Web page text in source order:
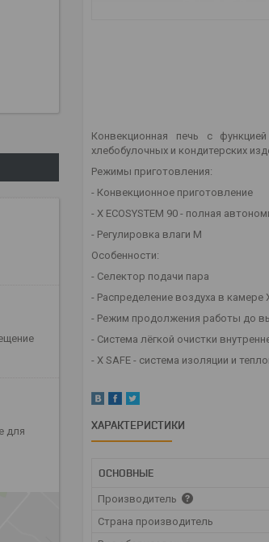
Конвекционная печь с
хлебобулочных и кондитерских
Режимы приготовления:
- Конвекционное приготовление
- X ECOSYSTEM 90 - полная
- Регулировка влаги М
Особенности:
- Селектор подачи пара
- Распределение воздуха в камере
- Режим продолжения работы до
- Система лёгкой очистки
- X SAFE - система изоляции и
ХАРАКТЕРИСТИКИ
ОСНОВНЫЕ
Производитель
Страна производитель
для